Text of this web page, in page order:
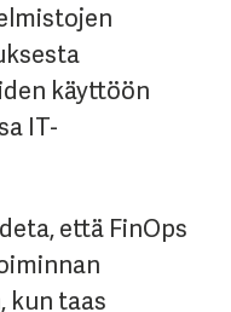
käyttöön
IT-
että FinOps
kun taas